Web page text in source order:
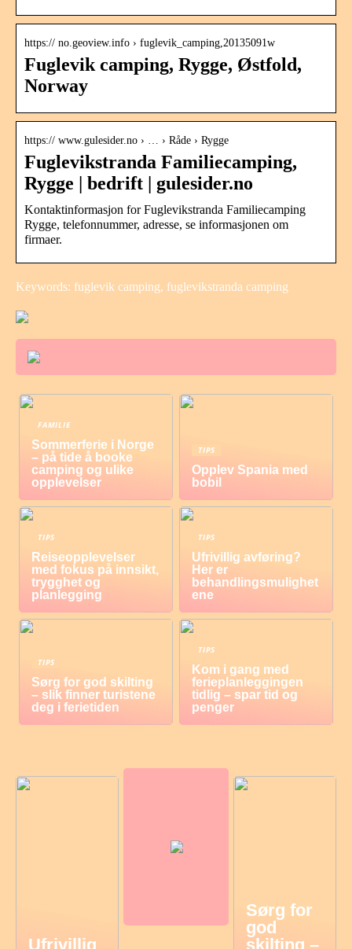
https:// no.geoview.info › fuglevik_camping,20135091w
Fuglevik camping, Rygge, Østfold,
Norway
https:// www.gulesider.no › … › Råde › Rygge
Fuglevikstranda Familiecamping,
Rygge | bedrift | gulesider.no
Kontaktinformasjon for Fuglevikstranda Familiecamping
Rygge, telefonnummer, adresse, se informasjonen om
firmaer.
Keywords: fuglevik camping, fuglevikstranda camping
FAMILIE
Sommerferie i Norge
– på tide å booke
camping og ulike
opplevelser
TIPS
Opplev Spania med
bobil
TIPS
Reiseopplevelser
med fokus på innsikt,
trygghet og
planlegging
TIPS
Ufrivillig avføring?
Her er
behandlingsmulighet
ene
TIPS
Sørg for god skilting
– slik finner turistene
deg i ferietiden
TIPS
Kom i gang med
ferieplanleggingen
tidlig – spar tid og
penger
Ufrivillig
Sørg for
god
skilting –